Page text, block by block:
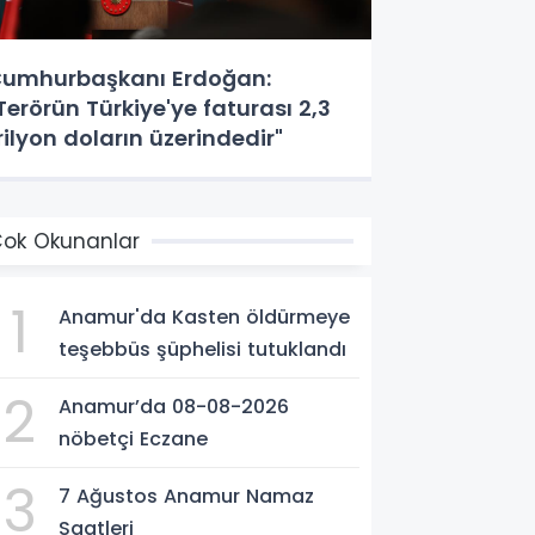
Erdoğan:
Türkiye'ye faturası 2,3
doların üzerindedir"
Okunanlar
1
Anamur'da Kasten öldürmeye
teşebbüs şüphelisi tutuklandı
2
Anamur’da 08-08-2026
nöbetçi Eczane
3
7 Ağustos Anamur Namaz
Saatleri